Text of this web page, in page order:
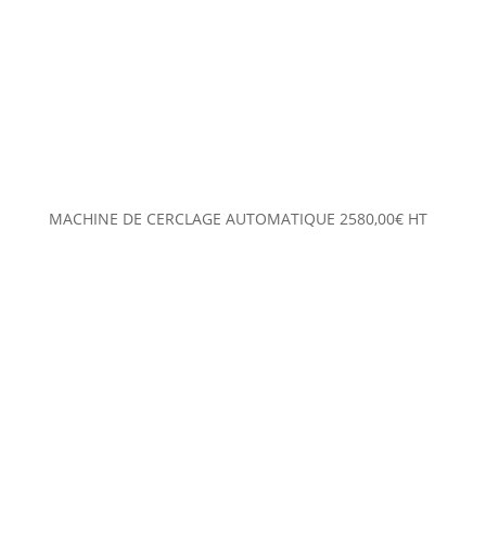
MACHINE DE CERCLAGE AUTOMATIQUE 2580,00€ HT